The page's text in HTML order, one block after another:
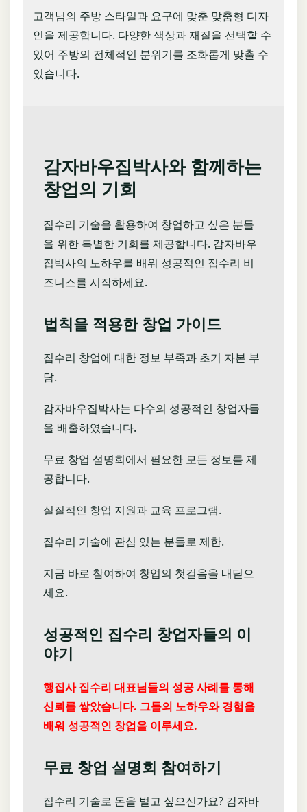
고객님의 주방 스타일과 요구에 맞춘 맞춤형 디자
인을 제공합니다. 다양한 색상과 재질을 선택할 수
있어 주방의 전체적인 분위기를 조화롭게 맞출 수
있습니다.
감자바우집박사와 함께하는
창업의 기회
집수리 기술을 활용하여 창업하고 싶은 분들
을 위한 특별한 기회를 제공합니다. 감자바우
집박사의 노하우를 배워 성공적인 집수리 비
즈니스를 시작하세요.
법칙을 적용한 창업 가이드
집수리 창업에 대한 정보 부족과 초기 자본 부
담.
감자바우집박사는 다수의 성공적인 창업자들
을 배출하였습니다.
무료 창업 설명회에서 필요한 모든 정보를 제
공합니다.
실질적인 창업 지원과 교육 프로그램.
집수리 기술에 관심 있는 분들로 제한.
지금 바로 참여하여 창업의 첫걸음을 내딛으
세요.
성공적인 집수리 창업자들의 이
야기
행집사 집수리 대표님들의 성공 사례를 통해
신뢰를 쌓았습니다. 그들의 노하우와 경험을
배워 성공적인 창업을 이루세요.
무료 창업 설명회 참여하기
집수리 기술로 돈을 벌고 싶으신가요? 감자바